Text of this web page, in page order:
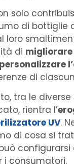
solo
di bottiglie
loro
di migliorare
di
tra le diverse
rientra l’
UV.
di cosa si
configurarsi
i consumatori.